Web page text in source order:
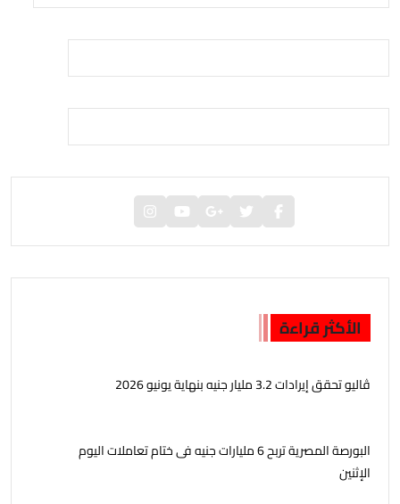
الأكثر قراءة
ڤاليو تحقق إيرادات 3.2 مليار جنيه بنهاية يونيو 2026
البورصة المصرية تربح 6 مليارات جنيه فى ختام تعاملات اليوم
الإثنين